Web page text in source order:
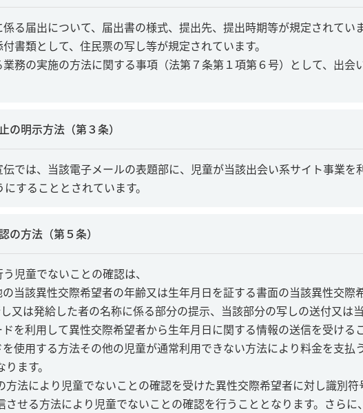
る届出について、届出書の様式、提出先、提出時期等が規定されていま
書類として、住民票の写し等が規定されています。
業務の実施の方法に関する事項（法第７条第１項第６号）として、出
の明示方法（第３条）
では、当該電子メールの表題部に、児童が当該出会い系サイト事業
することとされています。
の方法（第５条）
児童でないことの確認は、
当該異性交際希望者の年齢又は生年月日を証する書面の当該異性交
又は発給した者の名称に係る部分の提示、当該部分の写しの送付又は
を利用して異性交際希望者から生年月日に関する情報の送信を受ける
使用する方法その他の児童が通常利用できない方法により料金を支払
ます。
法により児童でないことの確認を受けた異性交際希望者に対し識別
させる方法により児童でないことの確認を行うこととなります。さら